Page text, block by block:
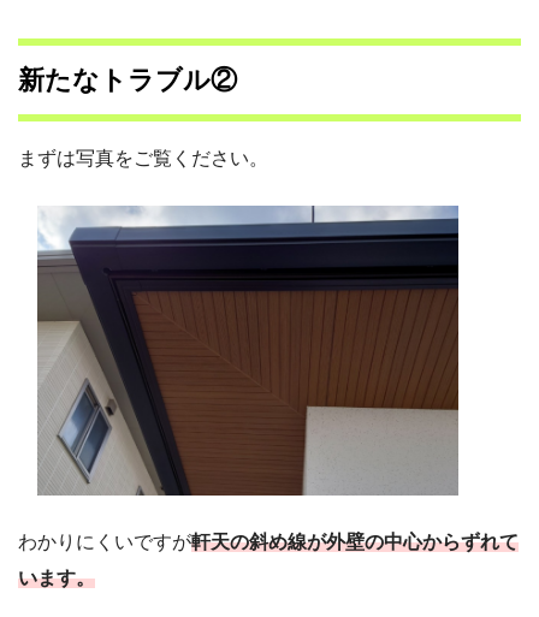
新たなトラブル②
まずは写真をご覧ください。
わかりにくいですが軒天の斜め線が外壁の中心からずれて
います。